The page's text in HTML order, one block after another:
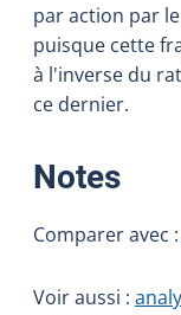
par action par
puisque cette
à l'inverse du
ce dernier.
Notes:
Comparer avec :
Voir aussi :